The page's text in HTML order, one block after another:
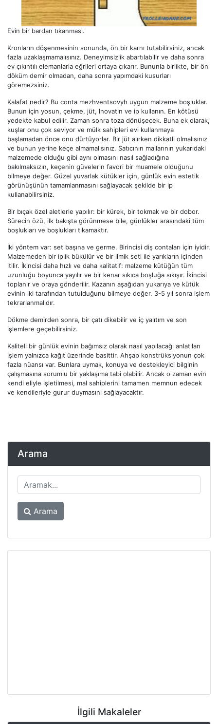
Evin bir bardan tıkanması.
Kronların döşenmesinin sonunda, ön bir karnı tutabilirsiniz, ancak
fazla uzaklaşmamalısınız. Deneyimsizlik abartılabilir ve daha sonra
ev çıkıntılı elemanlarla eğrileri ortaya çıkarır. Bununla birlikte, bir ön
döküm demir olmadan, daha sonra yapımdaki kusurları
göremezsiniz.
Kalafat nedir? Bu conta mezhventsovyh uygun malzeme boşluklar.
Bunun için yosun, çekme, jüt, lnovatin ve ip kullanın. En kötüsü
yedekte kabul edilir. Zaman sonra toza dönüşecek. Buna ek olarak,
kuşlar onu çok seviyor ve mülk sahipleri evi kullanmaya
başlamadan önce onu dürtüyorlar. Bir jüt alırken dikkatli olmalısınız
ve bunun yerine keçe almamalısınız. Satıcının mallarının yukarıdaki
malzemede olduğu gibi aynı olmasını nasıl sağladığına
bakılmaksızın, keçenin güvelerin favori bir muamele olduğunu
bilmeye değer. Güzel yuvarlak kütükler için, günlük evin estetik
görünüşünün tamamlanmasını sağlayacak şekilde bir ip
kullanabilirsiniz.
Bir bıçak özel aletlerle yapılır: bir kürek, bir tokmak ve bir dobor.
Sürecin özü, ilk bakışta görünmese bile, günlükler arasındaki tüm
boşlukları ve boşlukları tıkamaktır.
İki yöntem var: set başına ve germe. Birincisi diş contaları için iyidir.
Malzemeden bir iplik bükülür ve bir ilmik seti ile yarıkların içinden
itilir. İkincisi daha hızlı ve daha kalitatif: malzeme kütüğün tüm
uzunluğu boyunca yayılır ve bir kenar sıkıca boşluğa sıkışır. İkincisi
toplanır ve oraya gönderilir. Kazanın aşağıdan yukarıya ve kütük
evinin iki tarafından tutulduğunu bilmeye değer. 3-5 yıl sonra işlem
tekrarlanmalıdır.
Dökme demirden sonra, bir çatı dikebilir ve iç yalıtım ve son
işlemlere geçebilirsiniz.
Kaliteli bir günlük evinin bağımsız olarak nasıl yapılacağı anlatılan
işlem yalnızca kağıt üzerinde basittir. Ahşap konstrüksiyonun çok
fazla nüansı var. Bunlara uymak, konuya ve destekleyici bilginin
çalışmasına sorumlu bir yaklaşıma tabi olabilir. Ancak o zaman evin
kendi eliyle işletilmesi, mal sahiplerini tamamen memnun edecek
ve kendileriyle gurur duymasını sağlayacaktır.
Arama
Arama
İlgili Makaleler